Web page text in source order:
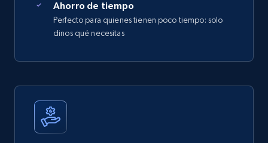
Ahorro de tiempo
Perfecto para quienes tienen poco tiempo: solo
dinos qué necesitas